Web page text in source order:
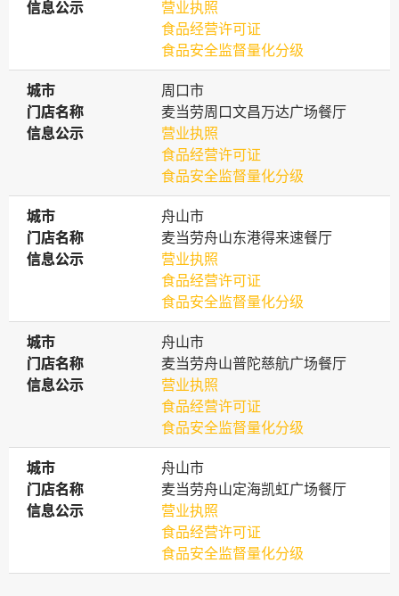
信息公示
信息公示
营业执照
食品经营许可证
食品安全监督量化分级
城市
城市
周口市
门店名称
门店名称
麦当劳周口文昌万达广场餐厅
信息公示
信息公示
营业执照
食品经营许可证
食品安全监督量化分级
城市
城市
舟山市
门店名称
门店名称
麦当劳舟山东港得来速餐厅
信息公示
信息公示
营业执照
食品经营许可证
食品安全监督量化分级
城市
城市
舟山市
门店名称
门店名称
麦当劳舟山普陀慈航广场餐厅
信息公示
信息公示
营业执照
食品经营许可证
食品安全监督量化分级
城市
城市
舟山市
门店名称
门店名称
麦当劳舟山定海凯虹广场餐厅
信息公示
信息公示
营业执照
食品经营许可证
食品安全监督量化分级